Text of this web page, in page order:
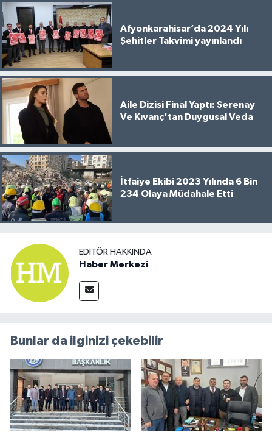
Afyonkarahisar’da 2024 Yılı
Şehitler Takvimi yayınlandı
Aile Dizisi Final Yaptı: Serenay
Ve Kıvanç'tan Duygusal Veda
İtfaiye Ekibi 2023 Yılında 6 Bin
234 Olaya Müdahale Etti
EDITÖR HAKKINDA
Haber Merkezi
Bunlar da ilginizi çekebilir